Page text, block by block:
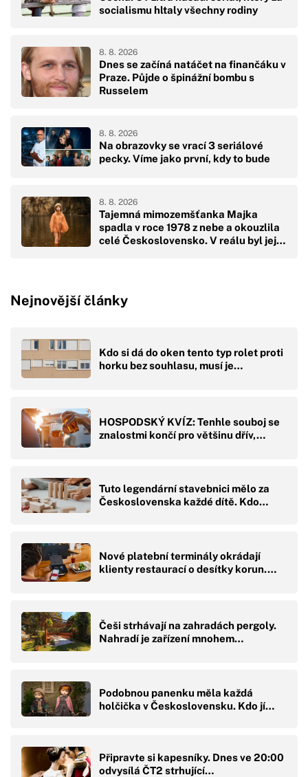
socialismu hltaly všechny rodiny
Dnes se začíná natáčet na finančáku v
Praze. Půjde o špinážní bombu s
Russelem
8. 8. 2026
Na obrazovky se vrací 3 seriálové
pecky. Víme jako první, kdy to bude
8. 8. 2026
Tajemná mimozemšťanka Majka
spadla v roce 1978 z nebe a okouzlila
celé Československo. V reálu byl její
8. 8. 2026
Nejnovější články
Kdo si dá do oken tento typ rolet proti
horku bez souhlasu, musí je…
HOSPODSKÝ KVÍZ: Tenhle souboj se
znalostmi končí pro většinu dřív,…
Tuto legendární stavebnici mělo za
Československa každé dítě. Kdo…
Nové platební terminály okrádají
klienty restaurací o desítky korun.…
Češi strhávají na zahradách pergoly.
Nahradí je zařízení mnohem…
Podobnou panenku měla každá
holčička v Československu. Kdo jí…
Připravte si kapesníky. Dnes ve 20:00
odvysílá ČT2 strhující…